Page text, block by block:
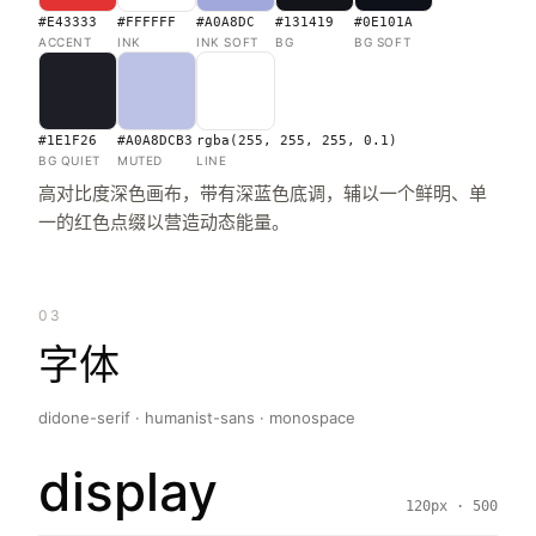
#E43333
ACCENT
#FFFFFF
INK
#A0A8DC
INK SOFT
#131419
BG
#0E101A
BG SOFT
#1E1F26
BG QUIET
#A0A8DCB3
MUTED
rgba(255, 255, 255, 0.1)
LINE
高对比度深色画布，带有深蓝色底调，辅以一个鲜明、单
一的红色点缀以营造动态能量。
03
字体
didone-serif · humanist-sans · monospace
display 120px · 500